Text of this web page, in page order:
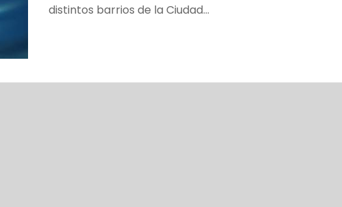
distintos barrios de la Ciudad…